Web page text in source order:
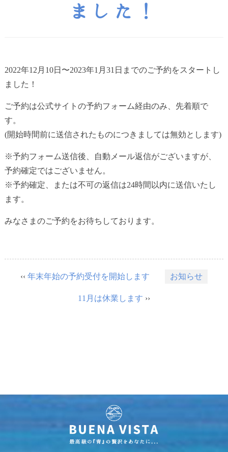
ました！
2022年12月10日〜2023年1月31日までのご予約をスタートし
ました！
ご予約は公式サイトの予約フォーム経由のみ、先着順で
す。
(開始時間前に送信されたものにつきましては無効とします)
※予約フォーム送信後、自動メール返信がございますが、
予約確定ではございません。
※予約確定、または不可の返信は24時間以内に送信いたし
ます。
みなさまのご予約をお待ちしております。
‹‹ 年末年始の予約受付を開始します お知らせ
11月は休業します ››